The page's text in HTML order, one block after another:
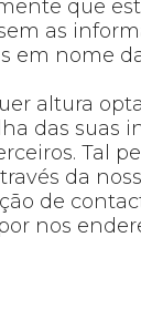
que
as
em nome
altura
das suas
Tal
da
de
nos